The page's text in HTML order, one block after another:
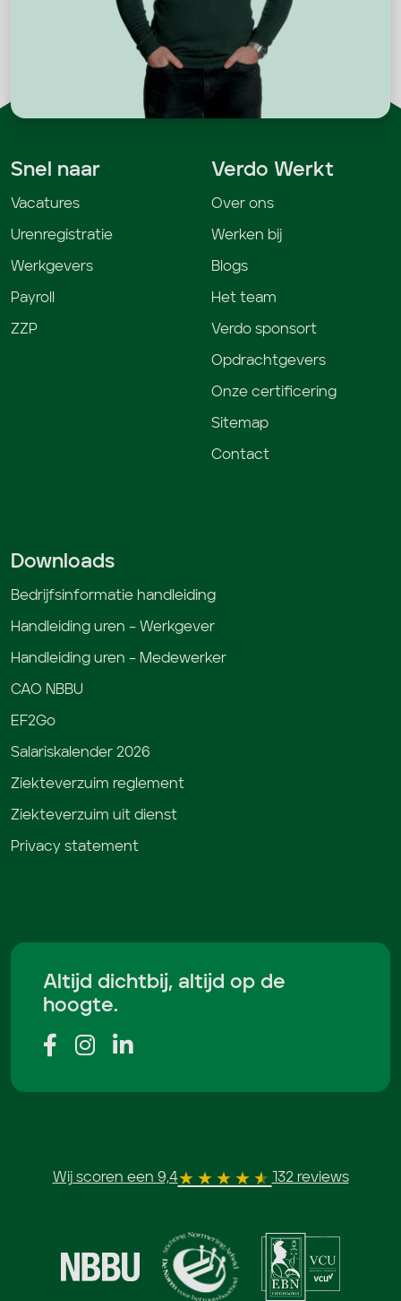
Snel naar
Vacatures
Urenregistratie
Werkgevers
Payroll
ZZP
Verdo Werkt
Over ons
Werken bij
Blogs
Het team
Verdo sponsort
Opdrachtgevers
Onze certificering
Sitemap
Contact
Downloads
Bedrijfsinformatie handleiding
Handleiding uren – Werkgever
Handleiding uren – Medewerker
CAO NBBU
EF2Go
Salariskalender 2026
Ziekteverzuim reglement
Ziekteverzuim uit dienst
Privacy statement
Altijd dichtbij, altijd op de
hoogte.
Wij scoren een 9,4 132 reviews